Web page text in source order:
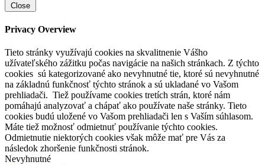
Close
Privacy Overview
Tieto stránky využívajú cookies na skvalitnenie Vášho
užívateľského zážitku počas navigácie na našich stránkach. Z týchto
cookies sú kategorizované ako nevyhnutné tie, ktoré sú nevyhnutné
na základnú funkčnosť týchto stránok a sú ukladané vo Vašom
prehliadači. Tiež používame cookies tretích strán, ktoré nám
pomáhajú analyzovať a chápať ako používate naše stránky. Tieto
cookies budú uložené vo Vašom prehliadači len s Vaším súhlasom.
Máte tiež možnosť odmietnuť používanie týchto cookies.
Odmietnutie niektorých cookies však môže mať pre Vás za
následok zhoršenie funkčnosti stránok.
Nevyhnutné